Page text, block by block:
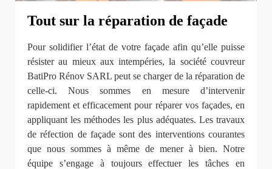
Tout sur la réparation de façade
Pour solidifier l’état de votre façade afin qu’elle puisse
résister au mieux aux intempéries, la société couvreur
BatiPro Rénov SARL peut se charger de la réparation de
celle-ci. Nous sommes en mesure d’intervenir
rapidement et efficacement pour réparer vos façades, en
appliquant les méthodes les plus adéquates. Les travaux
de réfection de façade sont des interventions courantes
que nous sommes à même de mener à bien. Notre
équipe s’engage à toujours effectuer les tâches en